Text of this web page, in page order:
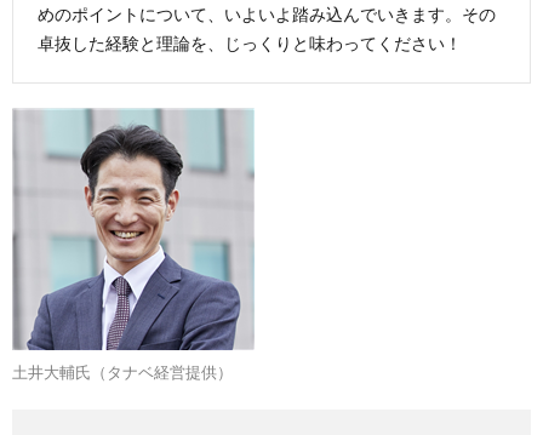
めのポイントについて、いよいよ踏み込んでいきます。その
卓抜した経験と理論を、じっくりと味わってください！
土井大輔氏（タナベ経営提供）